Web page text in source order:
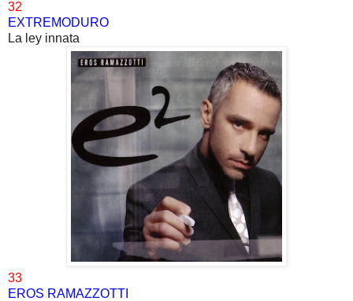
32
EXTREMODURO
La ley innata
33
EROS RAMAZZOTTI